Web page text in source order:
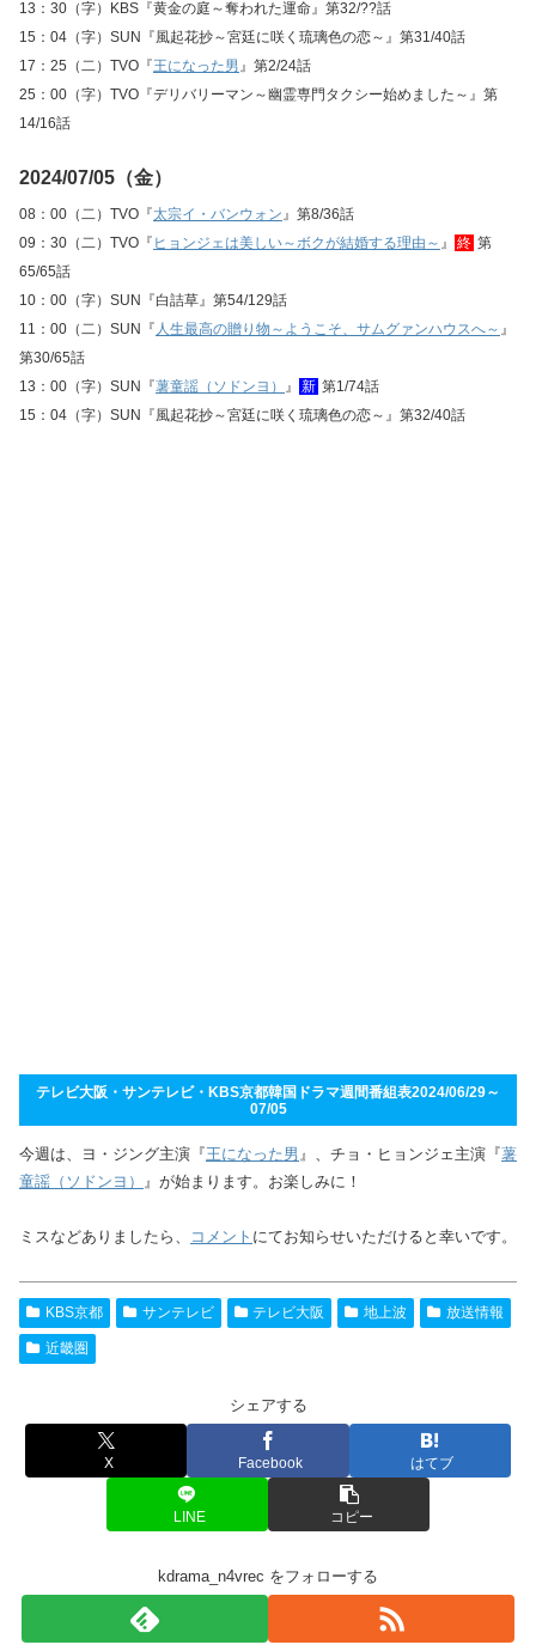
13：30（字）KBS『黄金の庭～奪われた運命』第32/??話
15：04（字）SUN『風起花抄～宮廷に咲く琉璃色の恋～』第31/40話
17：25（二）TVO『王になった男』第2/24話
25：00（字）TVO『デリバリーマン～幽霊専門タクシー始めました～』第
14/16話
2024/07/05（金）
08：00（二）TVO『太宗イ・バンウォン』第8/36話
09：30（二）TVO『 ヒョンジェは美しい～ボクが結婚する理由～ 』 終 第
65/65話
10：00（字）SUN『白詰草』第54/129話
11：00（二）SUN『 人生最高の贈り物～ようこそ、サムグァンハウスへ～ 』
第30/65話
13：00（字）SUN『薯童謡（ソドンヨ） 』 新 第1/74話
15：04（字）SUN『風起花抄～宮廷に咲く琉璃色の恋～』第32/40話
テレビ大阪・サンテレビ・KBS京都韓国ドラマ週間番組表2024/06/29～
07/05
今週は、ヨ・ジング主演『王になった男 』、チョ・ヒョンジェ主演『薯
童謡（ソドンヨ）
』が始まります。お楽しみに！
ミスなどありましたら、 コメント にてお知らせいただけると幸いです。
KBS京都 サンテレビ テレビ大阪 地上波 放送情報
近畿圏
シェアする
X Facebook はてブ
LINE コピー
kdrama_n4vrec をフォローする